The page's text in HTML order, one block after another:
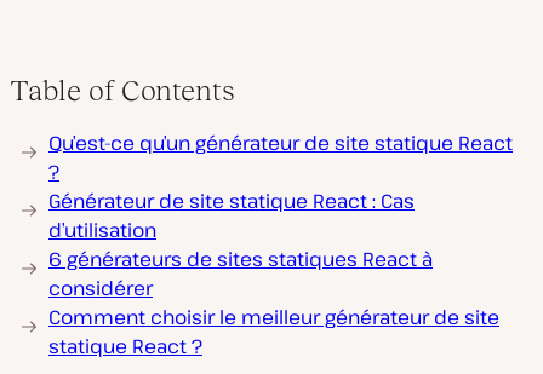
Table of Contents
Qu’est-ce qu’un générateur de site statique React
?
Générateur de site statique React : Cas
d’utilisation
6 générateurs de sites statiques React à
considérer
Comment choisir le meilleur générateur de site
statique React ?